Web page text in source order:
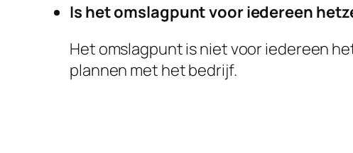
Is het omslagpunt voor iedereen
Het omslagpunt is niet voor iedereen
plannen met het bedrijf.